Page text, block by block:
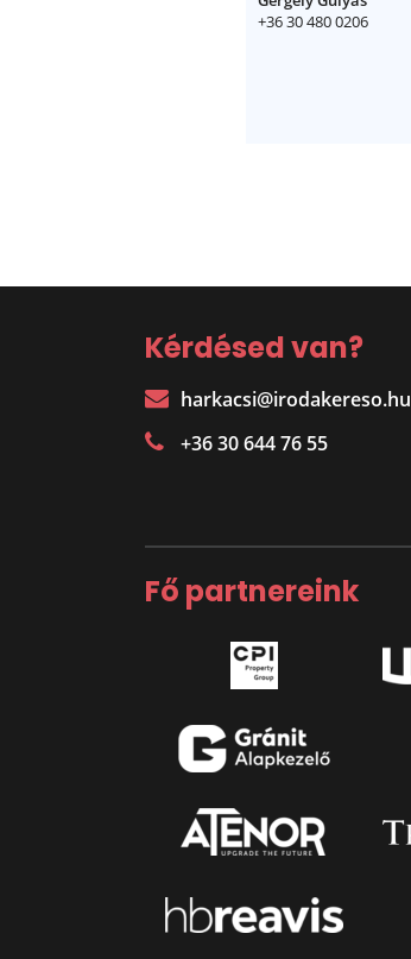
+36 30 480 0206
Kérdésed van?
harkacsi@irodakereso.hu
+36 30 644 76 55
Fő partnereink